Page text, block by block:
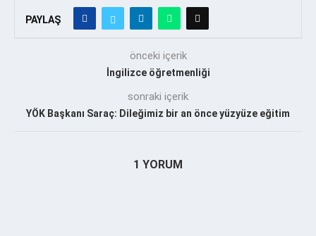
PAYLAŞ
önceki içerik
İngilizce öğretmenliği
sonraki içerik
YÖK Başkanı Saraç: Dileğimiz bir an önce yüzyüze eğitim
1 YORUM